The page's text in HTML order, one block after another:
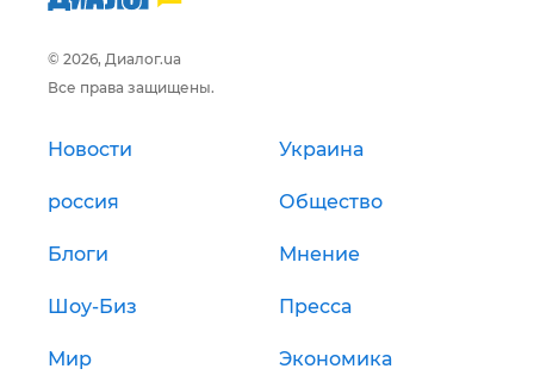
© 2026, Диалог.ua
Все права защищены.
Новости Украина
россия Общество
Блоги Мнение
Шоу-Биз Пресса
Мир Экономика